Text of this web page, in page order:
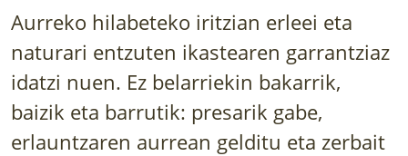
SENDABELARRAK
ETXEKO LANDAREAK
LANDAREPEDIA
Aurreko hilabeteko iritzian erleei eta
naturari entzuten ikastearen garrantziaz
idatzi nuen. Ez belarriekin bakarrik,
baizik eta barrutik: presarik gabe,
erlauntzaren aurrean gelditu eta zerbait